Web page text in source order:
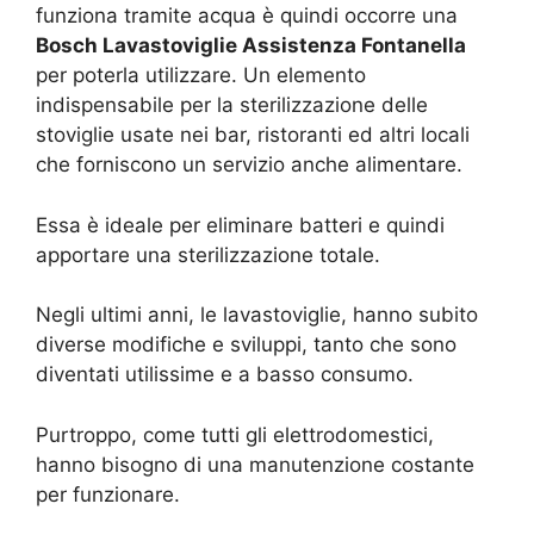
funziona tramite acqua è quindi occorre una
Bosch Lavastoviglie Assistenza Fontanella
per poterla utilizzare. Un elemento
indispensabile per la sterilizzazione delle
stoviglie usate nei bar, ristoranti ed altri locali
che forniscono un servizio anche alimentare.
Essa è ideale per eliminare batteri e quindi
apportare una sterilizzazione totale.
Negli ultimi anni, le lavastoviglie, hanno subito
diverse modifiche e sviluppi, tanto che sono
diventati utilissime e a basso consumo.
Purtroppo, come tutti gli elettrodomestici,
hanno bisogno di una manutenzione costante
per funzionare.